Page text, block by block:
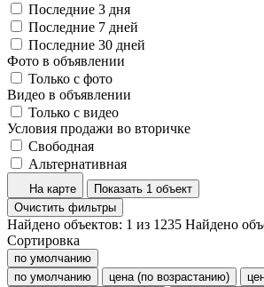
Последние 3 дня
Последние 7 дней
Последние 30 дней
Фото в объявлении
Только с фото
Видео в объявлении
Только с видео
Условия продажи во вторичке
Свободная
Альтернативная
На карте
Показать 1 объект
Очистить фильтры
Найдено объектов: 1 из 1235 Найдено
Сортировка
по умолчанию
по умолчанию
цена (по возрастанию)